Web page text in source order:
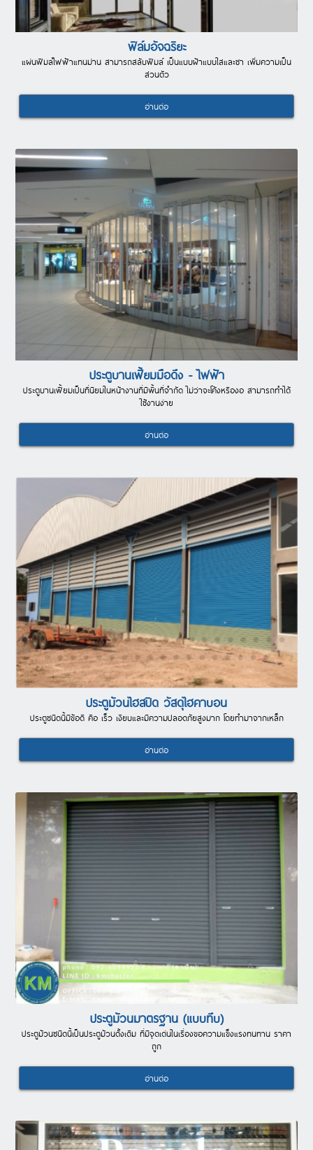
ฟิล์มอัจฉริยะ
แผ่นฟิมล์ไฟฟ้าแทนม่าน สามารถสลับฟิมล์ เป็นแบบฝ้าแบบใสและชา เพิ่มความเป็น
ส่วนตัว
อ่านต่อ
ประตูบานเฟี้ยมมือดึง - ไฟฟ้า
ประตูบานเฟี้ยมเป็นที่นิยมในหน้างานที่มีพื้นที่จำกัด ไม่ว่าจะโค้งหรืองอ สามารถทำได้
ใช้งานง่าย
อ่านต่อ
ประตูม้วนไฮสปิด วัสดุไฮคาบอน
ประตูชนิดนี้มีข้อดี คือ เร็ว เงียบและมีความปลอดภัยสูงมาก โดยทำมาจากเหล็ก
อ่านต่อ
ประตูม้วนมาตรฐาน (แบบทึบ)
ประตูม้วนชนิดนี้เป็นประตูม้วนดั้งเดิม ที่มีจุดเด่นในเรื่องขอความแข็งแรงทนทาน ราคา
ถูก
อ่านต่อ